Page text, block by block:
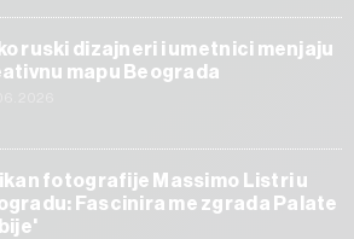
ruski dizajneri i umetnici menjaju
mapu Beograda
fotografije Massimo Listri u
Fascinira me zgrada Palate